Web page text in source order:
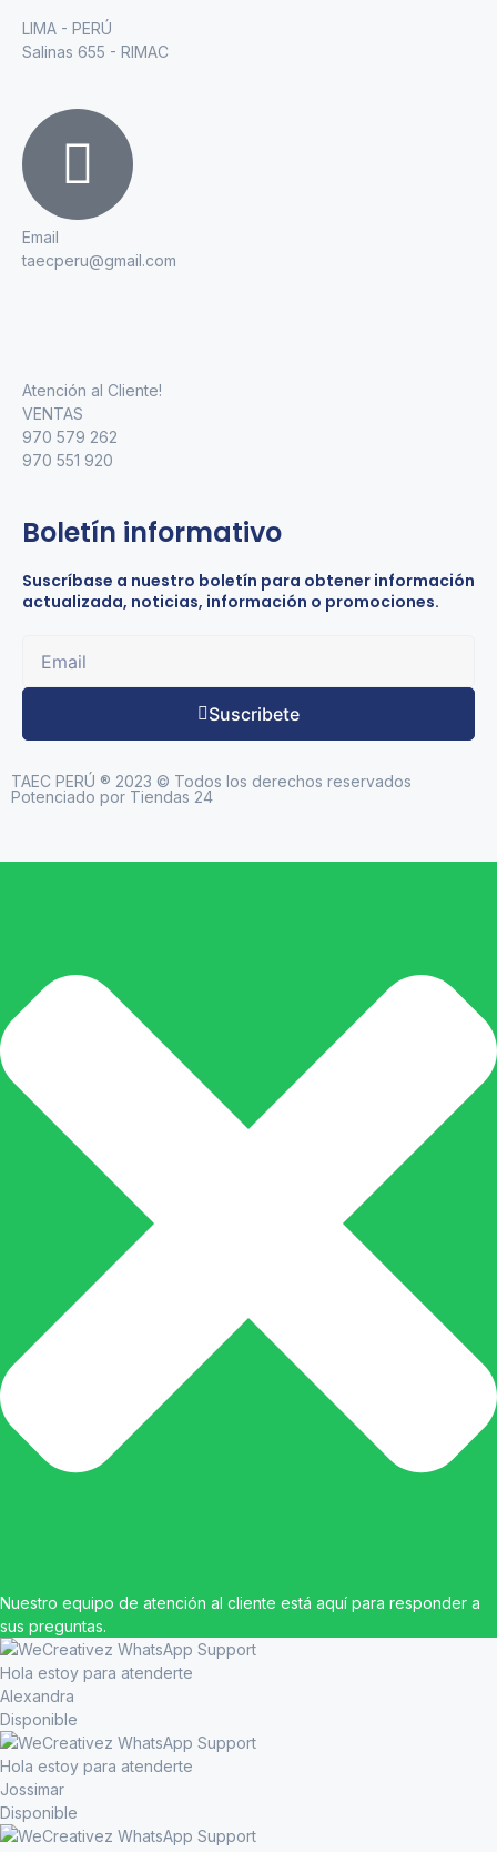
LIMA - PERÚ
Salinas 655 - RIMAC
Email
taecperu@gmail.com
Atención al Cliente!
VENTAS
970 579 262
970 551 920
Boletín informativo
Suscríbase a nuestro boletín para obtener información
actualizada, noticias, información o promociones.
Suscribete
TAEC PERÚ ® 2023 © Todos los derechos reservados
Potenciado por Tiendas 24
Nuestro equipo de atención al cliente está aquí para responder a
sus preguntas.
Hola estoy para atenderte
Alexandra
Disponible
Hola estoy para atenderte
Jossimar
Disponible